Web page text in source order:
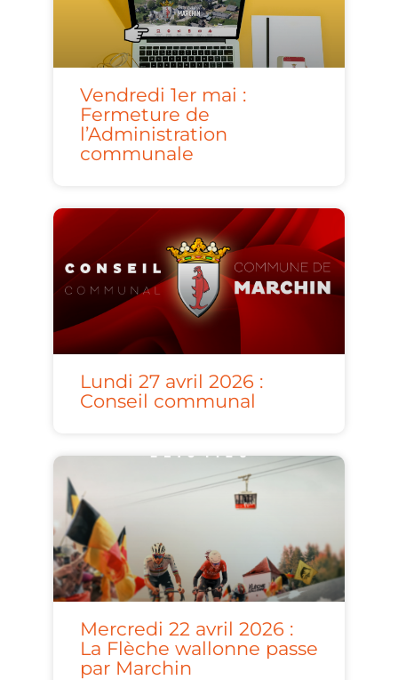
Vendredi 1er mai :
Fermeture de
l’Administration
communale
Lundi 27 avril 2026 :
Conseil communal
Mercredi 22 avril 2026 :
La Flèche wallonne passe
par Marchin